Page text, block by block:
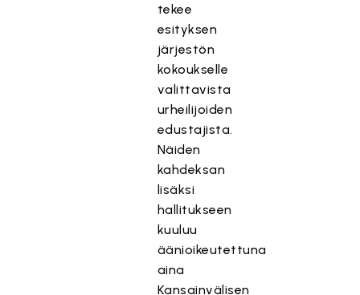
tekee
esityksen
järjestön
kokoukselle
valittavista
urheilijoiden
edustajista.
Näiden
kahdeksan
lisäksi
hallitukseen
kuuluu
äänioikeutettuna
aina
Kansainvälisen